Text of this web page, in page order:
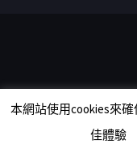
本網站使用cookies來
佳體驗